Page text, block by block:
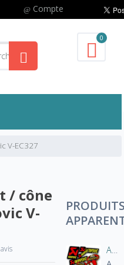
Compte
0
V-EC327
/ cône
V-
Autocollant sticker AKRAPOVIC 100% d'origine